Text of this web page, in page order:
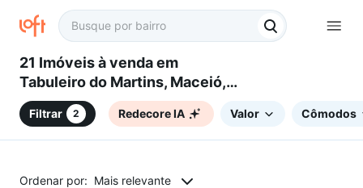
21 Imóveis à venda em
Tabuleiro do Martins, Maceió,
AL
Filtrar 2 Redecore IA Valor Cômodos
Ordenar por: Mais relevante